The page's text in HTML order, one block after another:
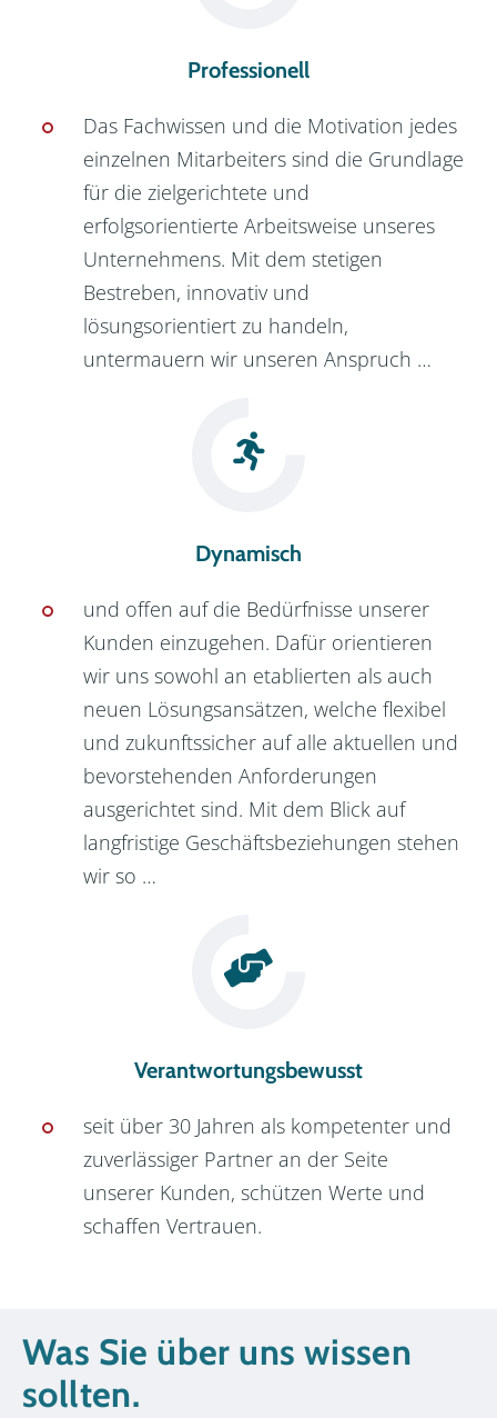
Professionell
Das Fachwissen und die Motivation jedes
einzelnen Mitarbeiters sind die Grundlage
für die zielgerichtete und
erfolgsorientierte Arbeitsweise unseres
Unternehmens. Mit dem stetigen
Bestreben, innovativ und
lösungsorientiert zu handeln,
untermauern wir unseren Anspruch …
Dynamisch
und offen auf die Bedürfnisse unserer
Kunden einzugehen. Dafür orientieren
wir uns sowohl an etablierten als auch
neuen Lösungsansätzen, welche flexibel
und zukunftssicher auf alle aktuellen und
bevorstehenden Anforderungen
ausgerichtet sind. Mit dem Blick auf
langfristige Geschäftsbeziehungen stehen
wir so …
Verantwortungsbewusst
seit über 30 Jahren als kompetenter und
zuverlässiger Partner an der Seite
unserer Kunden, schützen Werte und
schaffen Vertrauen.
Was Sie über uns wissen
sollten.